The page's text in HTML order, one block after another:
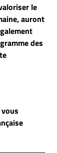
le
auront
des